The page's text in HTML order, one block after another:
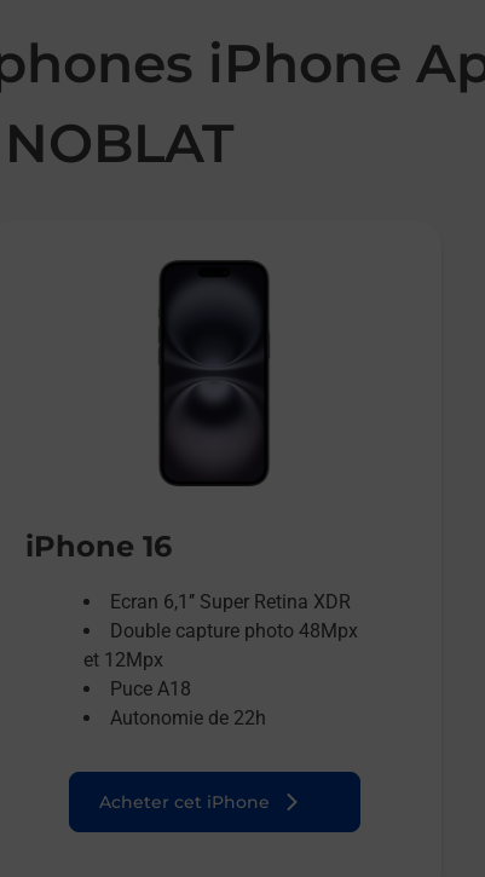
iPhone
iPhone 16
Ecran 6,1’’ Super Retina XDR
Double capture photo 48Mpx
et 12Mpx
Puce A18
Autonomie de 22h
Acheter cet iPhone